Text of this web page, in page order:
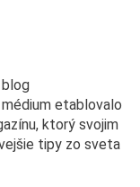
etablovalo
ktorý svojim
tipy zo sveta